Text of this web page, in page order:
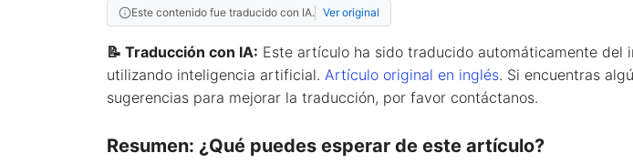
Este contenido fue traducido con IA. Ver original
📝 Traducción con IA: Este artículo ha sido traducido automáticamente del
utilizando inteligencia artificial. Artículo original en inglés. Si encuentras
sugerencias para mejorar la traducción, por favor contáctanos.
Resumen: ¿Qué puedes esperar de este artículo?